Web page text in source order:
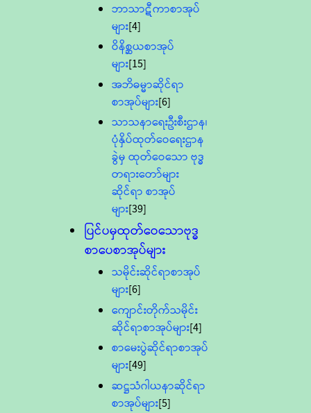
ဘာသာဋီကာစာအုပ်
များ[4]
ဝိနိစ္ဆယစာအုပ်
များ[15]
အဘိဓမ္မာဆိုင်ရာ
စာအုပ်များ[6]
သာသနာရေးဦးစီးဌာန၊
ပုံနှိပ်ထုတ်ဝေရေးဌာန
ခွဲမှ ထုတ်ဝေသော ဗုဒ္ဓ
တရားတော်များ
ဆိုင်ရာ စာအုပ်
များ[39]
ပြင်ပမှထုတ်ဝေသောဗုဒ္ဓ
စာပေစာအုပ်များ
သမိုင်းဆိုင်ရာစာအုပ်
များ[6]
ကျောင်းတိုက်သမိုင်း
ဆိုင်ရာစာအုပ်များ[4]
စာမေးပွဲဆိုင်ရာစာအုပ်
များ[49]
ဆဋ္ဌသံဂါယနာဆိုင်ရာ
စာအုပ်များ[5]